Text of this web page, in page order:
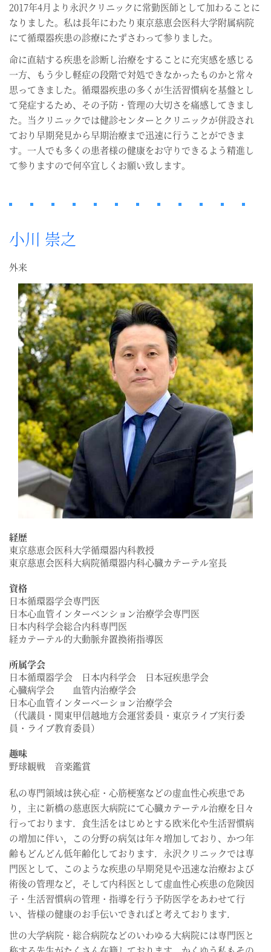
2017年4月より永沢クリニックに常勤医師として加わることに
なりました。私は長年にわたり東京慈恵会医科大学附属病院
にて循環器疾患の診療にたずさわって参りました。
命に直結する疾患を診断し治療をすることに充実感を感じる
一方、もう少し軽症の段階で対処できなかったものかと常々
思ってきました。循環器疾患の多くが生活習慣病を基盤とし
て発症するため、その予防・管理の大切さを痛感してきまし
た。当クリニックでは健診センターとクリニックが併設され
ており早期発見から早期治療まで迅速に行うことができま
す。一人でも多くの患者様の健康をお守りできるよう精進し
て参りますので何卒宜しくお願い致します。
小川 崇之
外来
経歴
東京慈恵会医科大学循環器内科教授
東京慈恵会医科大病院循環器内科心臓カテーテル室長
資格
日本循環器学会専門医
日本心血管インターベンション治療学会専門医
日本内科学会総合内科専門医
経カテーテル的大動脈弁置換術指導医
所属学会
日本循環器学会 日本内科学会 日本冠疾患学会
心臓病学会 血管内治療学会
日本心血管インターベーション治療学会
（代議員・関東甲信越地方会運営委員・東京ライブ実行委
員・ライブ教育委員）
趣味
野球観戦 音楽鑑賞
私の専門領域は狭心症・心筋梗塞などの虚血性心疾患であ
り，主に新橋の慈恵医大病院にて心臓カテーテル治療を日々
行っております．食生活をはじめとする欧米化や生活習慣病
の増加に伴い，この分野の病気は年々増加しており、かつ年
齢もどんどん低年齢化しております．永沢クリニックでは専
門医として、このような疾患の早期発見や迅速な治療および
術後の管理など，そして内科医として虚血性心疾患の危険因
子・生活習慣病の管理・指導を行う予防医学をあわせて行
い、皆様の健康のお手伝いできればと考えております．
世の大学病院・総合病院などのいわゆる大病院には専門医と